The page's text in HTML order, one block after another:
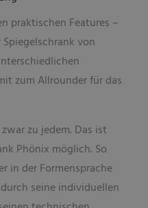
praktischen Features –
von
zum Allrounder für das
zu jedem. Das ist
Phönix möglich. So
in der Formensprache
seine individuellen